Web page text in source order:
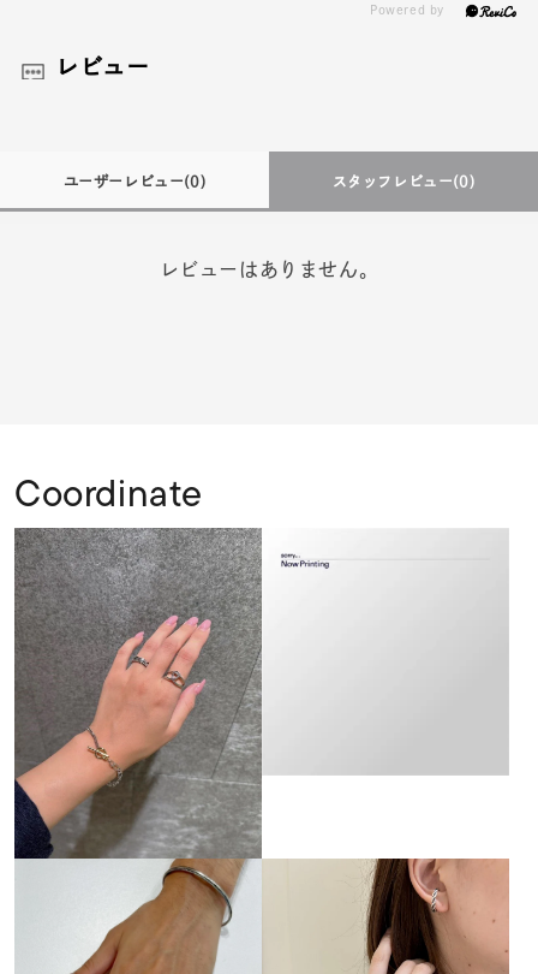
レビュー
ユーザーレビュー(0) スタッフレビュー(0)
レビューはありません。
Coordinate